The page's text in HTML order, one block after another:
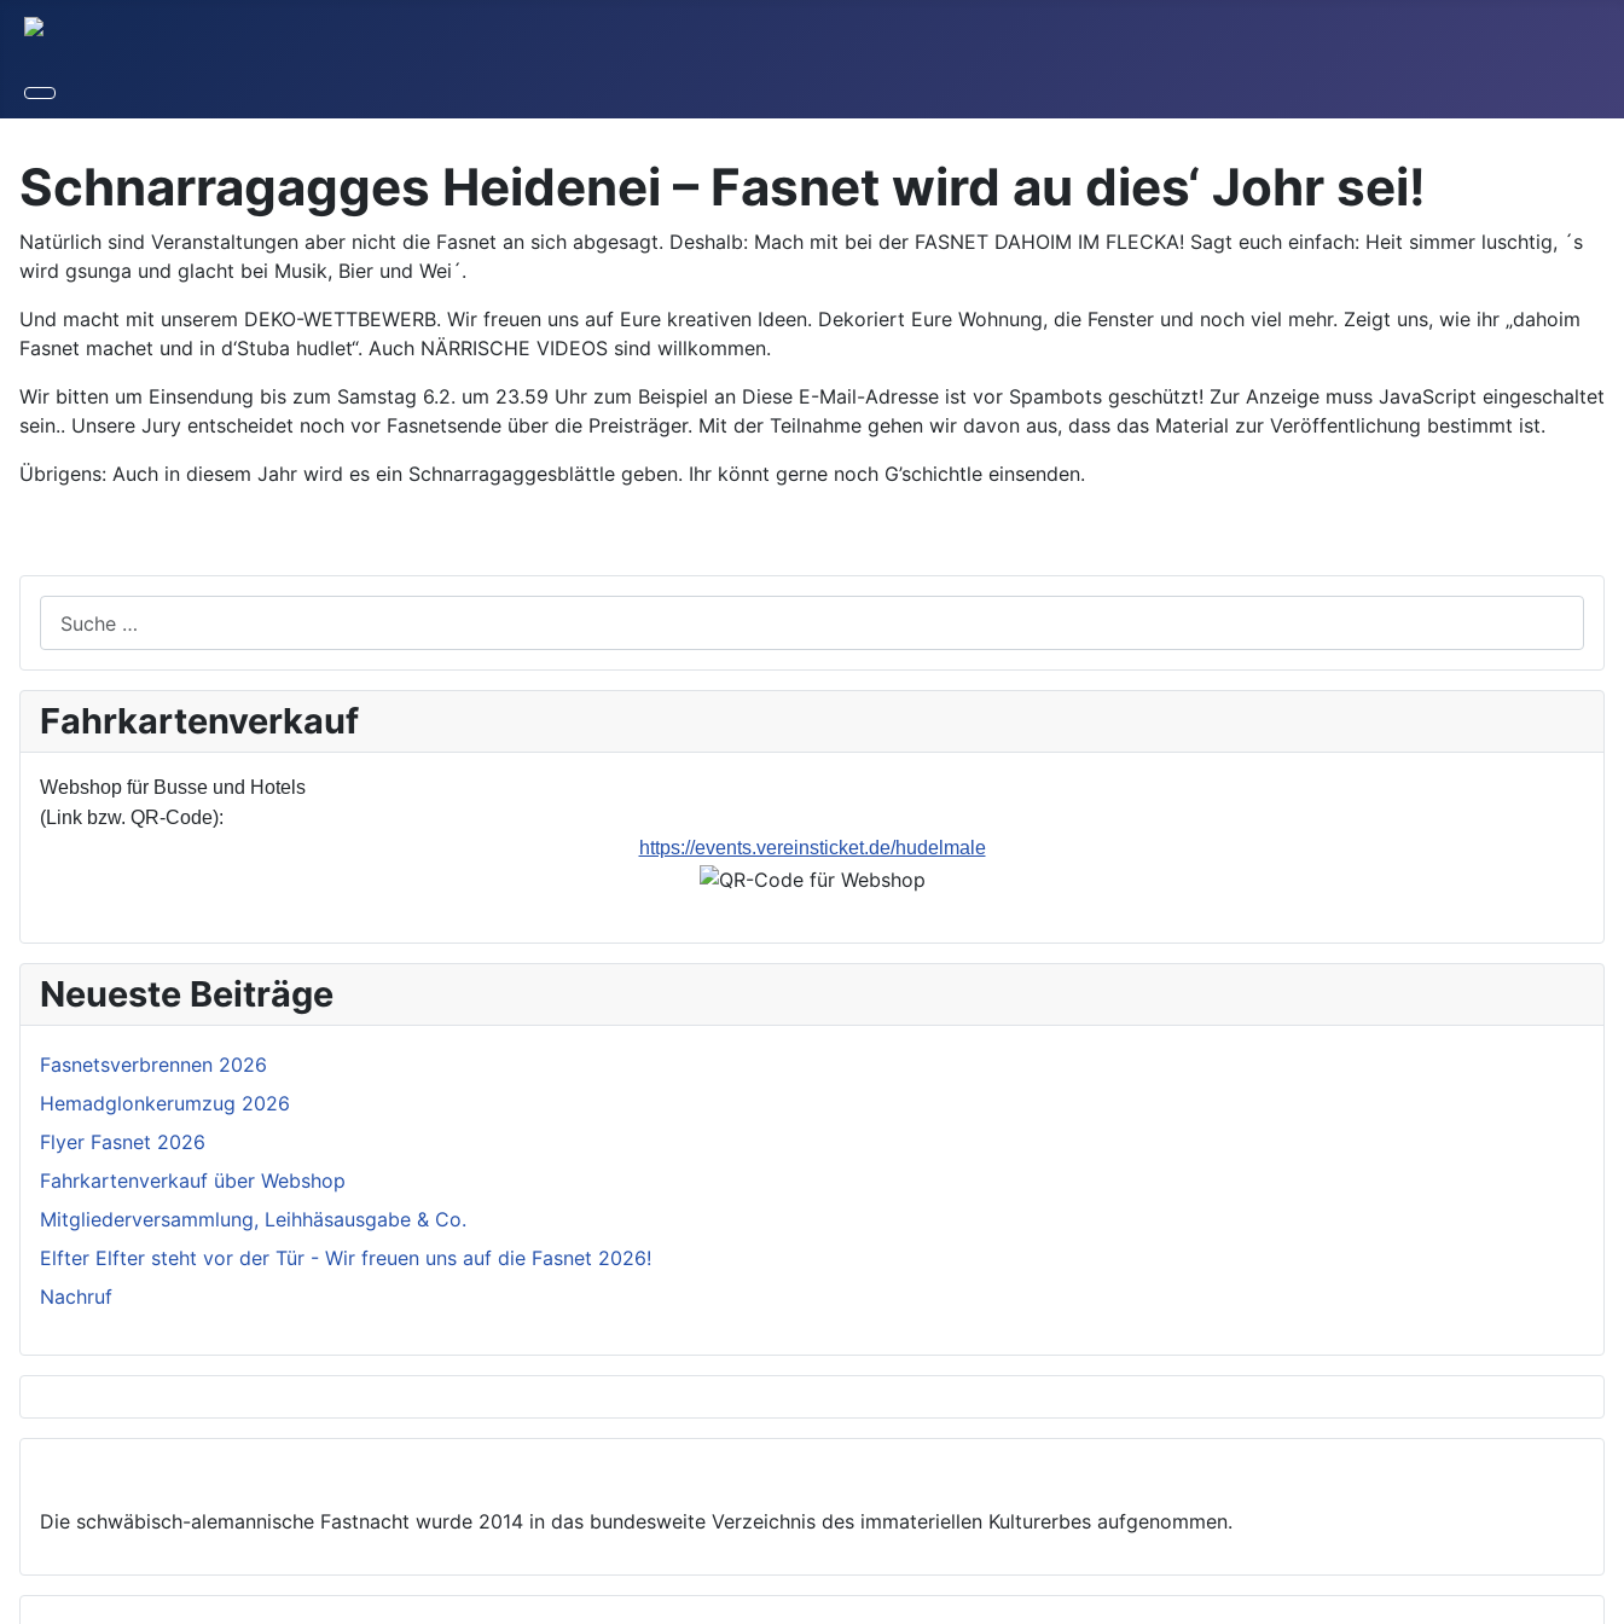
Schnarragagges Heidenei – Fasnet wird au dies‘ Johr sei!
Natürlich sind Veranstaltungen aber nicht die Fasnet an sich abgesagt. Deshalb: Mach mit bei der FASNET DAHOIM IM FLECKA! Sagt euch einfach: Heit simmer luschtig, ´s
wird gsunga und glacht bei Musik, Bier und Wei´.
Und macht mit unserem DEKO-WETTBEWERB. Wir freuen uns auf Eure kreativen Ideen. Dekoriert Eure Wohnung, die Fenster und noch viel mehr. Zeigt uns, wie ihr „dahoim
Fasnet machet und in d‘Stuba hudlet“. Auch NÄRRISCHE VIDEOS sind willkommen.
Wir bitten um Einsendung bis zum Samstag 6.2. um 23.59 Uhr zum Beispiel an Diese E-Mail-Adresse ist vor Spambots geschützt! Zur Anzeige muss JavaScript eingeschaltet
sein.. Unsere Jury entscheidet noch vor Fasnetsende über die Preisträger. Mit der Teilnahme gehen wir davon aus, dass das Material zur Veröffentlichung bestimmt ist.
Übrigens: Auch in diesem Jahr wird es ein Schnarragaggesblättle geben. Ihr könnt gerne noch G’schichtle einsenden.
Fahrkartenverkauf
Webshop für Busse und Hotels
(Link bzw. QR-Code):
https://events.vereinsticket.de/hudelmale
Neueste Beiträge
Fasnetsverbrennen 2026
Hemadglonkerumzug 2026
Flyer Fasnet 2026
Fahrkartenverkauf über Webshop
Mitgliederversammlung, Leihhäsausgabe & Co.
Elfter Elfter steht vor der Tür - Wir freuen uns auf die Fasnet 2026!
Nachruf
Die schwäbisch-alemannische Fastnacht wurde 2014 in das bundesweite Verzeichnis des immateriellen Kulturerbes aufgenommen.